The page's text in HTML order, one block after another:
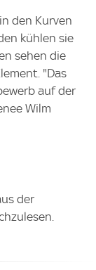
den Kurven
kühlen sie
sehen die
"Das
auf der
Wilm
der